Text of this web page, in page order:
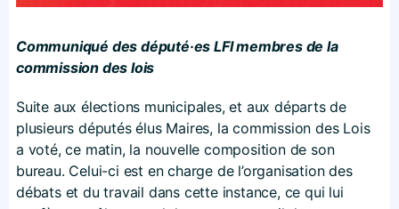
Communiqué des député·es LFI membres de la
commission des lois
Suite aux élections municipales, et aux départs de
plusieurs députés élus Maires, la commission des Lois
a voté, ce matin, la nouvelle composition de son
bureau. Celui-ci est en charge de l’organisation des
débats et du travail dans cette instance, ce qui lui